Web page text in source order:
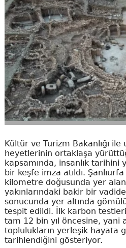
Kültür ve Turizm Bakanlığı
heyetlerinin ortaklaşa
kapsamında, insanlık
bir keşfe imza atıldı.
kilometre doğusunda yer
yakınlarındaki bakir bir
sonucunda yer altında
tespit edildi. İlk karbon
tam 12 bin yıl öncesine, yani
toplulukların yerleşik hayata
tarihlendiğini gösteriyor.